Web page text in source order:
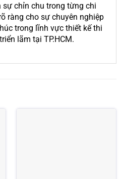
chỉn chu trong từng chi
ràng cho sự chuyên nghiệp
trong lĩnh vực thiết kế thi
lãm tại TP.HCM.